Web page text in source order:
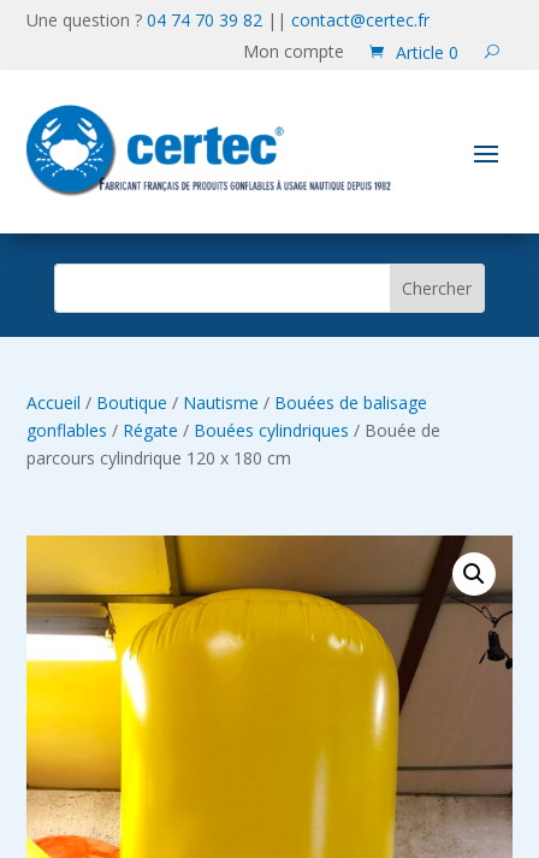
Une question ?04 74 70 39 82 ||contact@certec.fr
Mon compte
Article 0
Accueil / Boutique / Nautisme / Bouées de balisage
gonflables / Régate / Bouées cylindriques / Bouée de
parcours cylindrique 120 x 180 cm